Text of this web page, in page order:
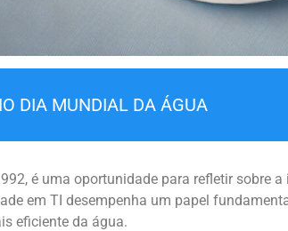
DIA MUNDIAL DA ÁGUA
é uma oportunidade para refletir sobre
em TI desempenha um papel
eficiente da água.